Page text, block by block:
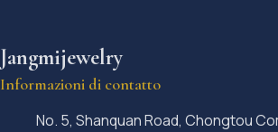
Jangmijewelry
Informazioni di contatto
No. 5, Shanquan Road, Chongtou